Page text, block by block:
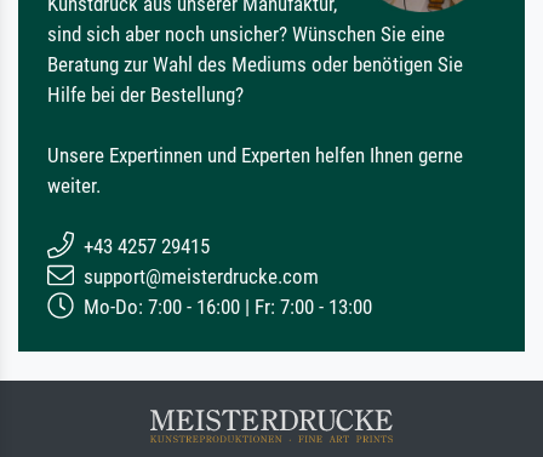
sind sich aber noch unsicher? Wünschen Sie eine
Beratung zur Wahl des Mediums oder benötigen Sie
Hilfe bei der Bestellung?
Unsere Expertinnen und Experten helfen Ihnen gerne
weiter.
+43 4257 29415
support@meisterdrucke.com
Mo-Do: 7:00 - 16:00 | Fr: 7:00 - 13:00